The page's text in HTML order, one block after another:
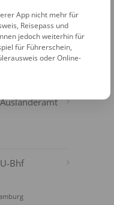
Horn
Bhf
App nicht mehr für
Reisepass und
jedoch weiterhin für
für Führerschein,
oder Online-